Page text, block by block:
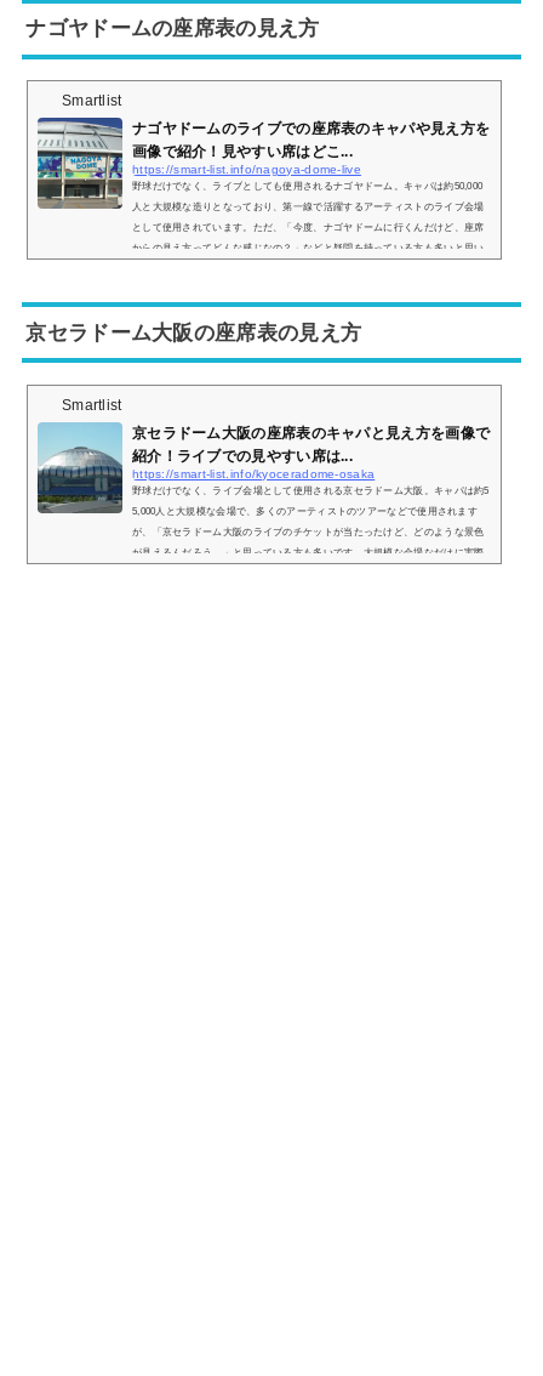
た。東京ドームのライブでの座席表とキャパは？東京ドームのライブ時の座席
表の...
ナゴヤドームの座席表の見え方
Smartlist
ナゴヤドームのライブでの座席表のキャパや見え方を
画像で紹介！見やすい席はどこ...
https://smart-list.info/nagoya-dome-live
野球だけでなく、ライブとしても使用されるナゴヤドーム。キャパは約50,000
人と大規模な造りとなっており、第一線で活躍するアーティストのライブ会場
として使用されています。ただ、「今度、ナゴヤドームに行くんだけど、座席
からの見え方ってどんな感じなの？」などと疑問を持っている方も多いと思い
イブの時の座席表とキャパは？ナゴヤドームのライブ時の座席表の画像は以下
の通り...
京セラドーム大阪の座席表の見え方
Smartlist
京セラドーム大阪の座席表のキャパと見え方を画像で
紹介！ライブでの見やすい席は...
https://smart-list.info/kyoceradome-osaka
野球だけでなく、ライブ会場として使用される京セラドーム大阪。キャパは約5
5,000人と大規模な会場で、多くのアーティストのツアーなどで使用されます
が、「京セラドーム大阪のライブのチケットが当たったけど、どのような景色
が見えるんだろう…」と思っている方も多いです。大規模な会場なだけに実際